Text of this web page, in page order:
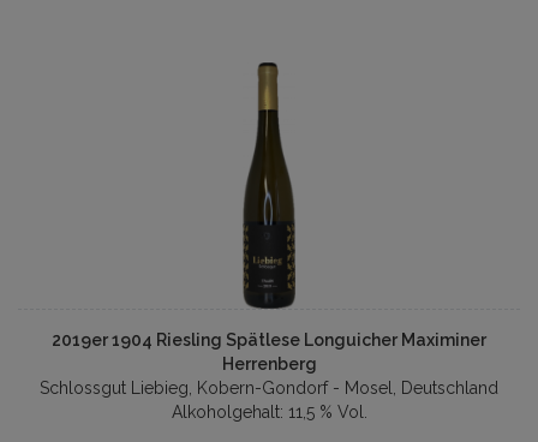
2019er 1904 Riesling Spätlese Longuicher Maximiner
Herrenberg
Schlossgut Liebieg, Kobern-Gondorf - Mosel, Deutschland
Alkoholgehalt: 11,5 % Vol.